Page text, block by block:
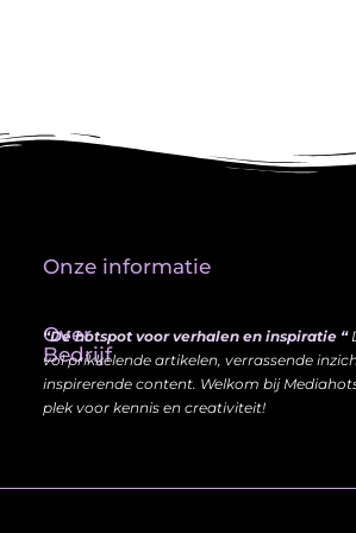
Over
Bedrijf
“Dé hotspot voor verhalen en inspiratie “
vol prikkelende artikelen, verrassende
inspirerende content. Welkom bij
plek voor kennis en creativiteit!
Onze informatie